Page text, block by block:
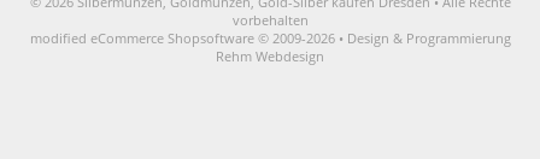
vorbehalten
modified eCommerce Shopsoftware © 2009-2026 • Design & Programmierung
Rehm Webdesign